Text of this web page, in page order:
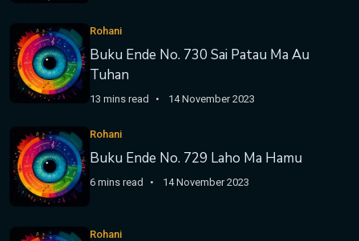
Rohani
Buku Ende No. 730 Sai Patau Ma Au
Tuhan
13 mins read 14 November 2023
Rohani
Buku Ende No. 729 Laho Ma Hamu
6 mins read 14 November 2023
Rohani